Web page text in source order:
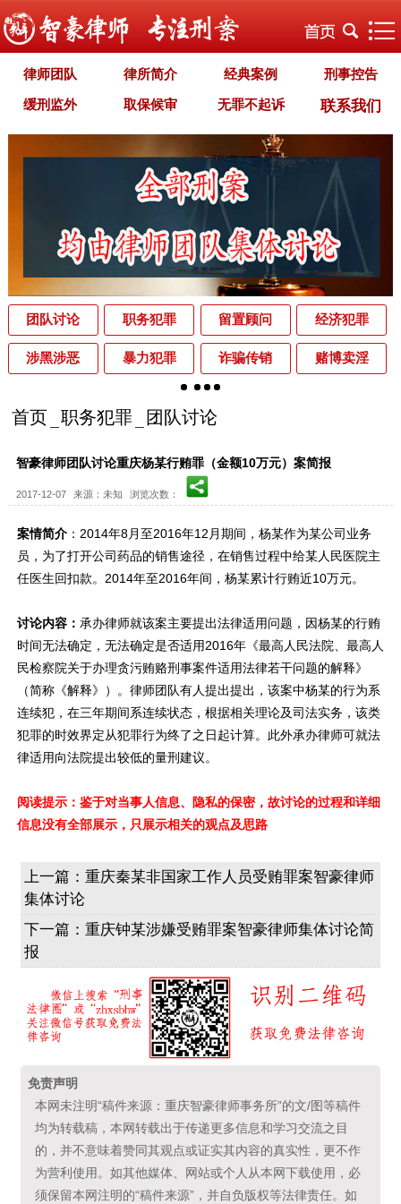
律师团队 律所简介 经典案例 刑事控告
缓刑监外 取保候审 无罪不起诉 联系我们
职务犯罪 经济犯罪 毒品犯罪 罪名专题
自首立功 首席律师致辞 智豪视野
刑事法规 犯罪释义 刑事知识
法律援助 刑事资讯 刑事文书 案件动态
辩护词集 常见问题 办理中的案件 业务范围
为什么选择智豪 中国法律讲堂 辨别伪专业
罪名解析库 网站地图
团队讨论 职务犯罪 留置顾问 经济犯罪
涉黑涉恶 暴力犯罪 诈骗传销 赌博卖淫
首页 职务犯罪 团队讨论
智豪律师团队讨论重庆杨某行贿罪（金额10万元）案简报
2017-12-07 来源：未知 浏览次数：
案情简介：2014年8月至2016年12月期间，杨某作为某公司业务
员，为了打开公司药品的销售途径，在销售过程中给某人民医院主
任医生回扣款。2014年至2016年间，杨某累计行贿近10万元。
讨论内容： 承办律师就该案主要提出法律适用问题，因杨某的行贿
时间无法确定，无法确定是否适用2016年《最高人民法院、最高人
民检察院关于办理贪污贿赂刑事案件适用法律若干问题的解释》
（简称《解释》）。律师团队有人提出提出，该案中杨某的行为系
连续犯，在三年期间系连续状态，根据相关理论及司法实务，该类
犯罪的时效界定从犯罪行为终了之日起计算。此外承办律师可就法
律适用向法院提出较低的量刑建议。
阅读提示：鉴于对当事人信息、隐私的保密，故讨论的过程和详细
信息没有全部展示，只展示相关的观点及思路
上一篇：重庆秦某非国家工作人员受贿罪案智豪律师
集体讨论
下一篇：重庆钟某涉嫌受贿罪案智豪律师集体讨论简
报
免责声明
本网未注明“稿件来源：重庆智豪律师事务所”的文/图等稿件
均为转载稿，本网转载出于传递更多信息和学习交流之目
的，并不意味着赞同其观点或证实其内容的真实性，更不作
为营利使用。如其他媒体、网站或个人从本网下载使用，必
须保留本网注明的“稿件来源”，并自负版权等法律责任。如